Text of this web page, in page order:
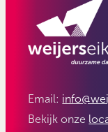
Email:
Bekijk onze